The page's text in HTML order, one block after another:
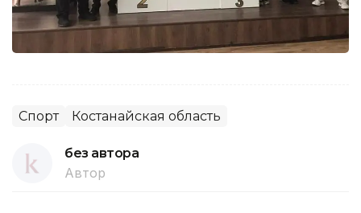
Спорт Костанайская область
без автора
Автор